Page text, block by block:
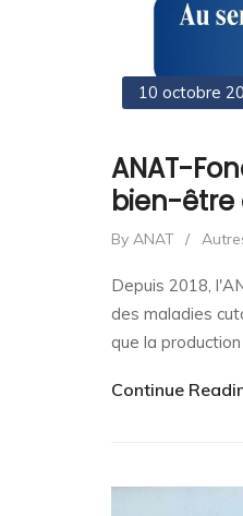
10 octobre
ANAT-
bien-être
By ANAT /
Depuis 2018,
des maladies
que la
Continue